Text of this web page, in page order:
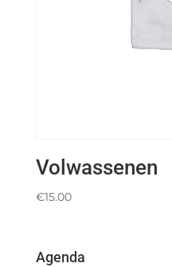
Volwassenen
€15.00
Agenda